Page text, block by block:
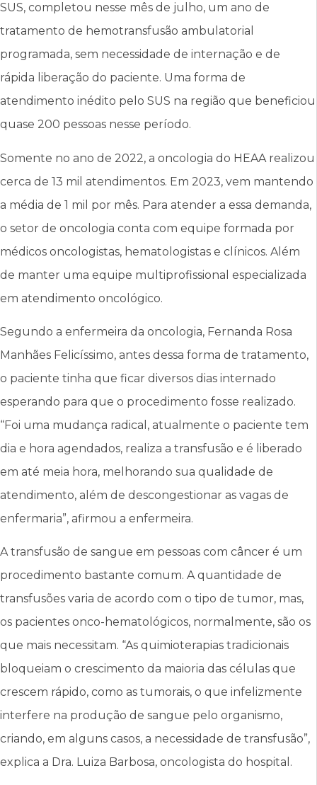
SUS, completou nesse mês de julho, um ano de
tratamento de hemotransfusão ambulatorial
programada, sem necessidade de internação e de
rápida liberação do paciente. Uma forma de
atendimento inédito pelo SUS na região que beneficiou
quase 200 pessoas nesse período.
Somente no ano de 2022, a oncologia do HEAA realizou
cerca de 13 mil atendimentos. Em 2023, vem mantendo
a média de 1 mil por mês. Para atender a essa demanda,
o setor de oncologia conta com equipe formada por
médicos oncologistas, hematologistas e clínicos. Além
de manter uma equipe multiprofissional especializada
em atendimento oncológico.
Segundo a enfermeira da oncologia, Fernanda Rosa
Manhães Felicíssimo, antes dessa forma de tratamento,
o paciente tinha que ficar diversos dias internado
esperando para que o procedimento fosse realizado.
“Foi uma mudança radical, atualmente o paciente tem
dia e hora agendados, realiza a transfusão e é liberado
em até meia hora, melhorando sua qualidade de
atendimento, além de descongestionar as vagas de
enfermaria”, afirmou a enfermeira.
A transfusão de sangue em pessoas com câncer é um
procedimento bastante comum. A quantidade de
transfusões varia de acordo com o tipo de tumor, mas,
os pacientes onco-hematológicos, normalmente, são os
que mais necessitam. “As quimioterapias tradicionais
bloqueiam o crescimento da maioria das células que
crescem rápido, como as tumorais, o que infelizmente
interfere na produção de sangue pelo organismo,
criando, em alguns casos, a necessidade de transfusão”,
explica a Dra. Luiza Barbosa, oncologista do hospital.